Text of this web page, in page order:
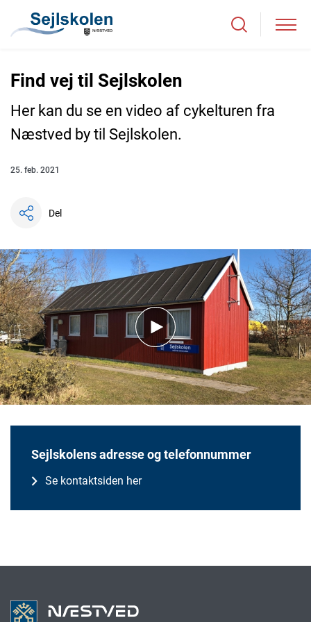
Find vej til Sejlskolen
Her kan du se en video af cykelturen fra
Næstved by til Sejlskolen.
25. feb. 2021
Del
Sejlskolens adresse og telefonnummer
Se kontaktsiden her